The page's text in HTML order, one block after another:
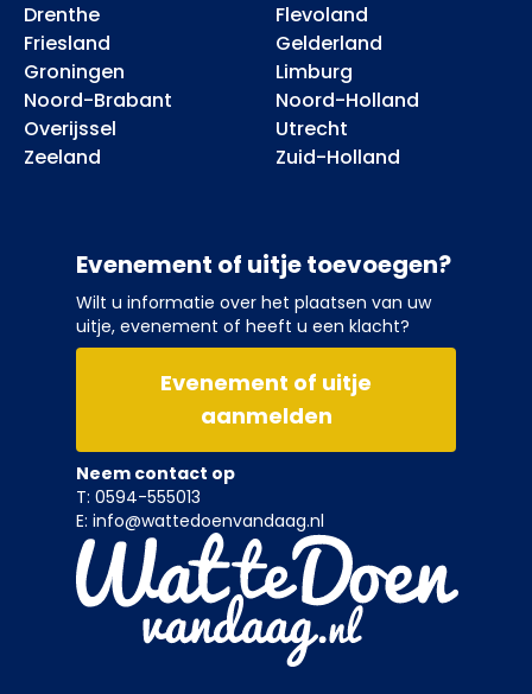
Drenthe
Flevoland
Friesland
Gelderland
Groningen
Limburg
Noord-Brabant
Noord-Holland
Overijssel
Utrecht
Zeeland
Zuid-Holland
Evenement of uitje toevoegen?
Wilt u informatie over het plaatsen van uw
uitje, evenement of heeft u een klacht?
Evenement of uitje
aanmelden
Neem contact op
T: 0594-555013
E: info@wattedoenvandaag.nl